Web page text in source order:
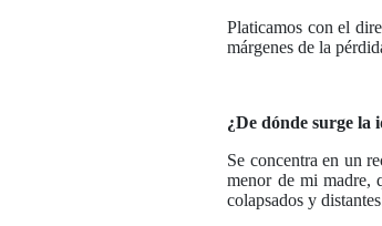
Platicamos con el
márgenes de la
¿De dónde surge la
Se concentra en un
menor de mi madre,
colapsados y